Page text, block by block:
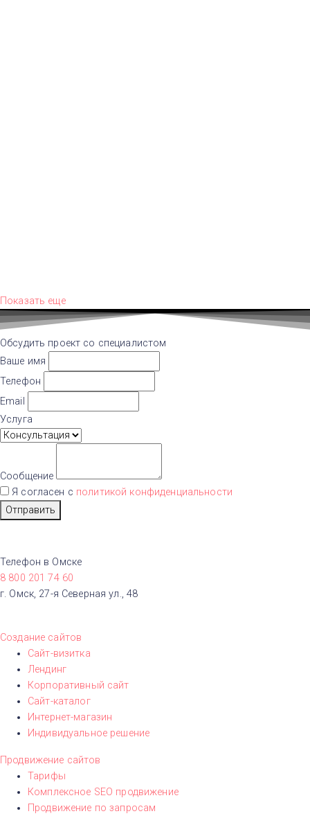
Показать еще
Обсудить проект со специалистом
Ваше имя
Телефон
Email
Услуга
Сообщение
Я согласен с политикой конфиденциальности
Отправить
Телефон в Омске
8 800 201 74 60
г. Омск, 27-я Северная ул., 48
Создание сайтов
Сайт-визитка
Лендинг
Корпоративный сайт
Сайт-каталог
Интернет-магазин
Индивидуальное решение
Продвижение сайтов
Тарифы
Комплексное SEO продвижение
Продвижение по запросам